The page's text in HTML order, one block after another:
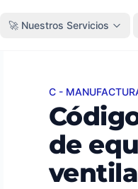
🚀 Nuestros Servicios
Código CAEN
C -
de